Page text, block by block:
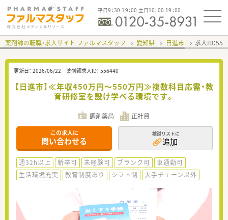
平日9：30-19：00 土日10：00-19：00
薬剤師の転職・求人サイト ファルマスタッフ 愛知県 日進市 求人ID：
更新日： 2026/06/22 薬剤師求人ID： 556440
【日進市】≪年収450万円～550万円≫複数科目応需・教
育研修室を設け学べる環境です。
調剤薬局 正社員
この求人に
問い合わせる
検討リストに
追加
週32h以上 新卒可 未経験可 ブランク可
車通勤可
生活環境充実
教育制度あり シフト制 大手チェーン以外